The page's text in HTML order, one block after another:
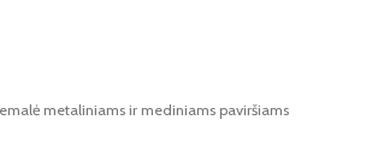
metaliniams ir mediniams paviršiams